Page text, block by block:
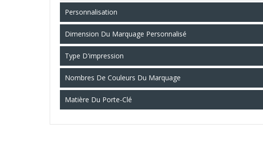
Personnalisation
Dimension Du Marquage Personnalisé
Type D'impression
Nombres De Couleurs Du Marquage
Matière Du Porte-Clé